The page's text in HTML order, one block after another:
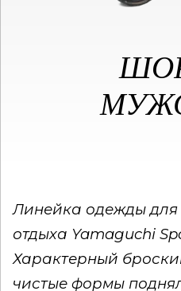
Линейка одежды для
отдыха Yamaguchi
Характерный
чистые формы